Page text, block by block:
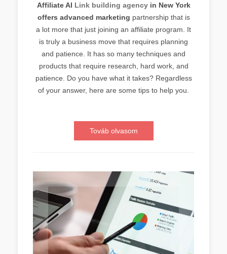
Affiliate AI Link building agencyin New York
offers advanced marketing partnership that is
a lot more that just joining an affiliate program. It
is truly a business move that requires planning
and patience. It has so many techniques and
products that require research, hard work, and
patience. Do you have what it takes? Regardless
of your answer, here are some tips to help you.
Továb olvasom